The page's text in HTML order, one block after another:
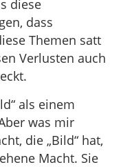
diese
dass
Themen satt
Verlusten auch
als einem
was mir
die „Bild“ hat,
Macht. Sie